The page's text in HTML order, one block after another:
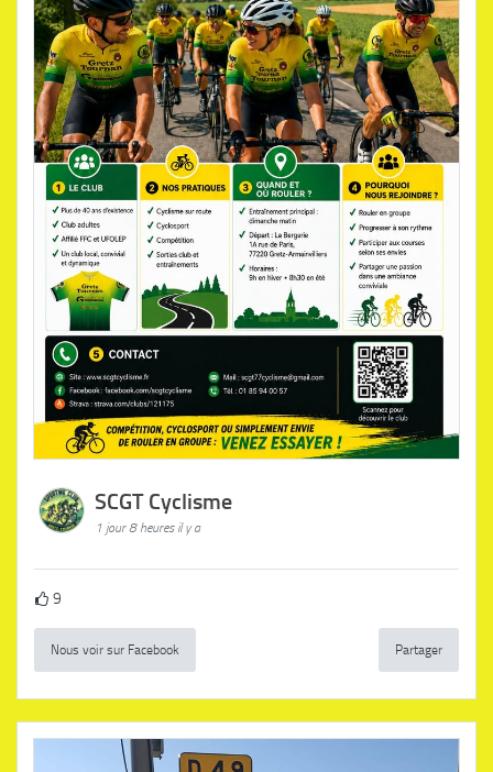
SCGT Cyclisme
1 jour 8 heures il y a
9
Nous voir sur Facebook Partager